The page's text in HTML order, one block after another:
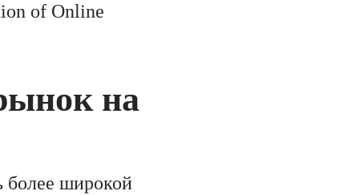
of Online
на
более широкой